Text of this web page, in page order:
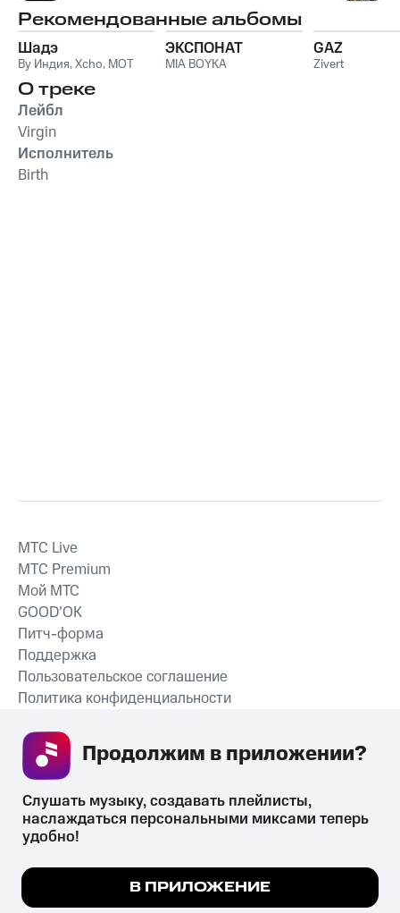
Рекомендованные альбомы
Шадэ
By Индия,Xcho, MOT
ЭКСПОНАТ
MIA BOYKA
GAZ
Zivert
О треке
Лейбл
Virgin
Исполнитель
Birth
СКАЧАТЬ ПРИЛОЖЕНИЕ
MTС Live
MTС Premium
Мой МТС
GOOD’OK
Питч-форма
Поддержка
Пользовательское соглашение
Политика конфиденциальности
психотропных веществ, их аналогов причиняет вред здоровью,
их незаконный оборот запрещён и влечёт установленную
законодательством ответственность.
Мы используем куки, чтобы на сайте все
Подробнее
Слушать музыку, создавать плейлисты,
наслаждаться персональными миксами теперь
удобно!
В ПРИЛОЖЕНИЕ